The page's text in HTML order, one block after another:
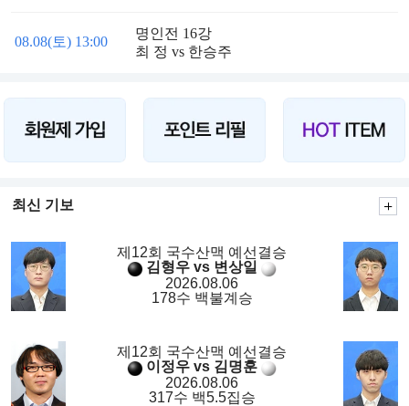
08.08(토) 13:00
명인전 16강
최 정 vs 한승주
최신 기보
제12회 국수산맥 예선결승
김형우 vs 변상일
2026.08.06
178수 백불계승
제12회 국수산맥 예선결승
이정우 vs 김명훈
2026.08.06
317수 백5.5집승